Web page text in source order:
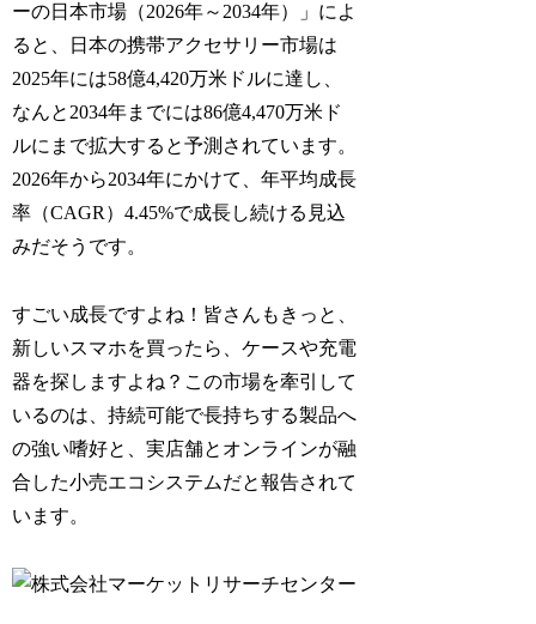
ーの日本市場（2026年～2034年）」によ
ると、日本の携帯アクセサリー市場は
2025年には58億4,420万米ドルに達し、
なんと2034年までには86億4,470万米ド
ルにまで拡大すると予測されています。
2026年から2034年にかけて、年平均成長
率（CAGR）4.45%で成長し続ける見込
みだそうです。
すごい成長ですよね！皆さんもきっと、
新しいスマホを買ったら、ケースや充電
器を探しますよね？この市場を牽引して
いるのは、持続可能で長持ちする製品へ
の強い嗜好と、実店舗とオンラインが融
合した小売エコシステムだと報告されて
います。